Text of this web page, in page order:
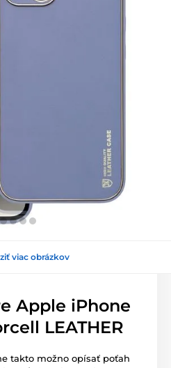
viac obrázkov
Apple iPhone
LEATHER
takto možno opísať poťah